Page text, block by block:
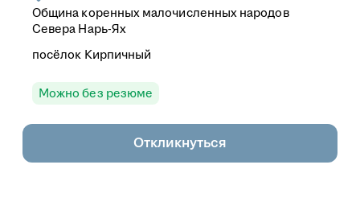
Община коренных малочисленных народов
Севера Нарь-Ях
посёлок Кирпичный
Можно без резюме
Откликнуться